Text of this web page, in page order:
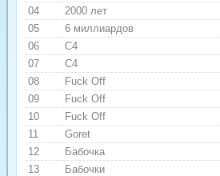
04
2000 лет
05
6 миллиардов
06
C4
07
C4
08
Fuck Off
09
Fuck Off
10
Fuck Off
11
Goret
12
Бабочка
13
Бабочки